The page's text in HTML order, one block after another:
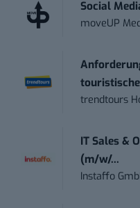
Social
moveUP
trendtours
IT Sales &
(m/w/...
Instaffo